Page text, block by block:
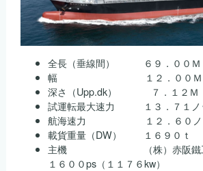
全長（垂線間） ６９．００Ｍ
幅 １２．００Ｍ
深さ（Upp.dk） ７．１２Ｍ
試運転最大速力 １３．７１ノ
航海速力 １２．６０ノ
載貨重量（DW） １６９０ｔ
主機 （株）赤阪鐵工
１６００ps（１１７６kw）